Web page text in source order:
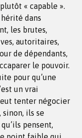
« capable ».
dans
les brutes,
autoritaires,
de dépendants,
le pouvoir.
pour qu’une
un vrai
tenter négocier
sinon, ils se
pensent,